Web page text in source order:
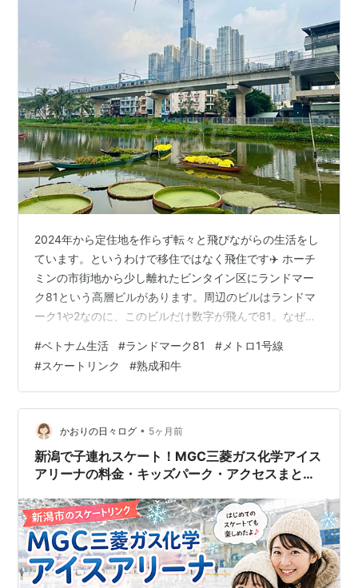
2024年から定住地を作らず転々と飛びながらの生活をし
ています。というわけで移住ではなく飛住です✈️ ホーチ
ミンの市街地から少し離れたビンタイン区にランドマー
ク81という高層ビルがあります。周辺のビルはランドマ
ーク1や2なのに、このビルだけ数字が飛んで81。なぜか
って、Công viên Văn Thánh駅で降りると一際高いビル
が見えます。 駅を降りると池のある公園があります。ベ
トナムの国花ともいえる蓮が植えられています。 入園無
料の公園には休日になると多くの人が訪れて、のんびり
過ごしているようです。 おそらく国内外からの観光客も
いて、ベ…
#ベトナム生活 #ランドマーク81 # メトロ1号線
#スケートリンク #熟成和牛
かおりの日々ログ • 5ヶ月前
新潟で子連れスケート！MGC三菱ガス化学アイス
アリーナの料金・キッズパーク・アクセスまとめ